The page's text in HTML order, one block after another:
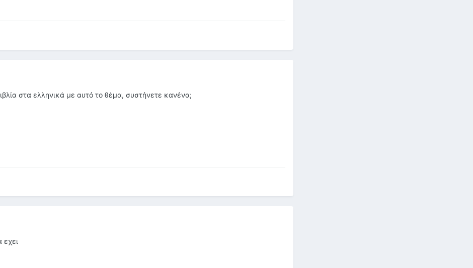
στα ελληνικά με αυτό το θέμα, συστήνετε κανένα;
εχει